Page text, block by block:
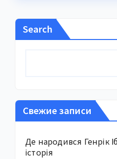
Search
Свежие записи
Де народився Генрік
історія